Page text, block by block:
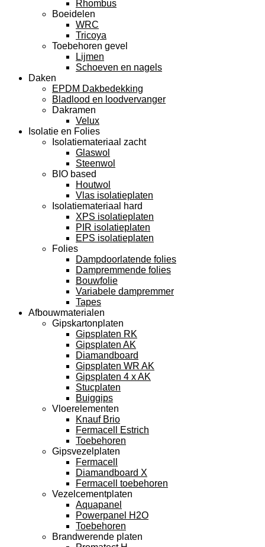
Rhombus
Boeidelen
WRC
Tricoya
Toebehoren gevel
Lijmen
Schoeven en nagels
Daken
EPDM Dakbedekking
Bladlood en loodvervanger
Dakramen
Velux
Isolatie en Folies
Isolatiemateriaal zacht
Glaswol
Steenwol
BIO based
Houtwol
Vlas isolatieplaten
Isolatiemateriaal hard
XPS isolatieplaten
PIR isolatieplaten
EPS isolatieplaten
Folies
Dampdoorlatende folies
Dampremmende folies
Bouwfolie
Variabele dampremmer
Tapes
Afbouwmaterialen
Gipskartonplaten
Gipsplaten RK
Gipsplaten AK
Diamandboard
Gipsplaten WR AK
Gipsplaten 4 x AK
Stucplaten
Buiggips
Vloerelementen
Knauf Brio
Fermacell Estrich
Toebehoren
Gipsvezelplaten
Fermacell
Diamandboard X
Fermacell toebehoren
Vezelcementplaten
Aquapanel
Powerpanel H2O
Toebehoren
Brandwerende platen